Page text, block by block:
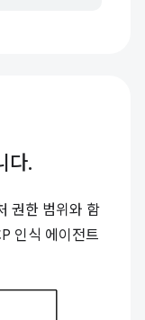
다.
권한 범위와 함
인식 에이전트